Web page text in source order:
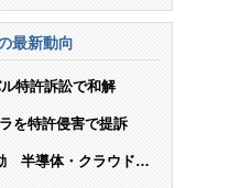
最新動向
特許訴訟で和解
を特許侵害で提訴
半導体・クラウド・